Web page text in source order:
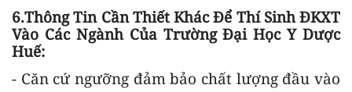
6.Thông Tin Cần Thiết Khác Để Thí Sinh ĐKXT
Vào Các Ngành Của Trường Đại Học Y Dược
Huế:
- Căn cứ ngưỡng đảm bảo chất lượng đầu vào